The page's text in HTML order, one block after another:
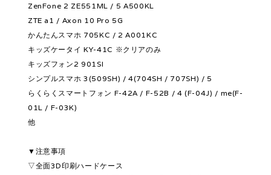
ZenFone 2 ZE551ML / 5 A500KL
ZTE a1 / Axon 10 Pro 5G
かんたんスマホ 705KC / 2 A001KC
キッズケータイ KY-41C ※クリアのみ
キッズフォン2 901SI
シンプルスマホ 3(509SH) / 4(704SH / 707SH) / 5
らくらくスマートフォン F-42A / F-52B / 4 (F-04J) / me(F-
01L / F-03K)
他
▼注意事項
▽全面3D印刷ハードケース